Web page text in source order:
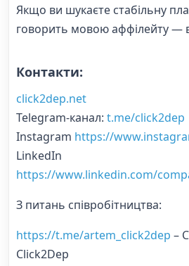
Якщо ви шукаєте стабільну
говорить мовою аффілейту —
Контакти:
click2dep.net
Telegram-канал: t.me/click2dep
Instagram https://
LinkedIn
https://www.linkedin.com/
З питань співробітництва:
https://t.me/artem_click2dep –
Click2Dep